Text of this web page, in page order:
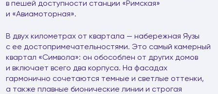
в пешей доступности станции «Римская»
и «Авиамоторная».
В двух километрах от квартала — набережная Яузы
с ее достопримечательностями. Это самый камерный
квартал «Символа»: он обособлен от других домов
и включает всего два корпуса. На фасадах
гармонично сочетаются темные и светлые оттенки,
а также плавные бионические линии и строгая